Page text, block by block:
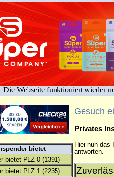
Die Webseite funktioniert wieder
bietet
bietet PLZ 0 (1391)
bietet PLZ 1 (2235)
Gesuch
Privates
Hier nun das
antworten.